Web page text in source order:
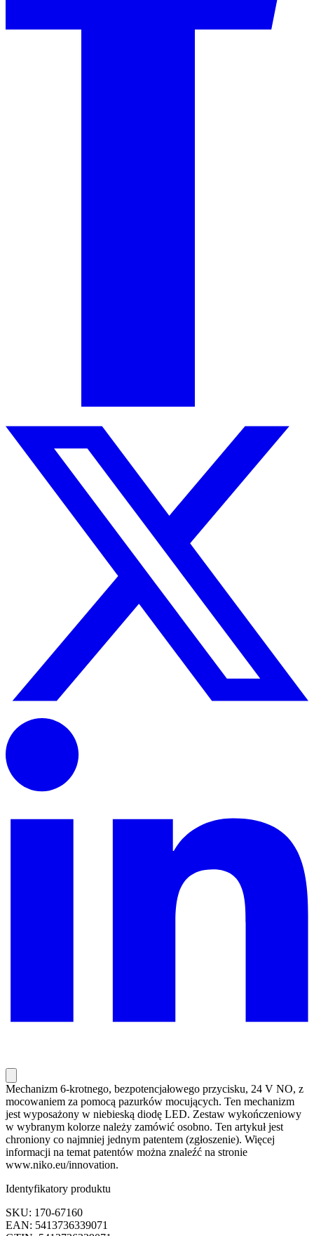
Mechanizm 6-krotnego, bezpotencjałowego przycisku, 24 V NO, z
mocowaniem za pomocą pazurków mocujących. Ten mechanizm
jest wyposażony w niebieską diodę LED. Zestaw wykończeniowy
w wybranym kolorze należy zamówić osobno. Ten artykuł jest
chroniony co najmniej jednym patentem (zgłoszenie). Więcej
informacji na temat patentów można znaleźć na stronie
www.niko.eu/innovation.
Identyfikatory produktu
SKU: 170-67160
EAN: 5413736339071